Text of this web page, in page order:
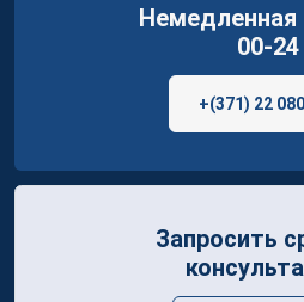
00-24
+(371) 22
Запросить